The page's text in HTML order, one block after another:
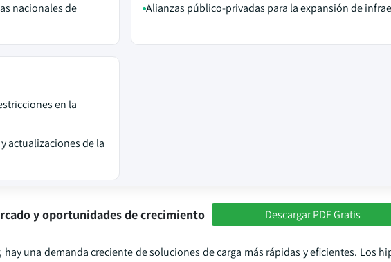
nacionales de
Alianzas público-privadas para la expansión de
en la
actualizaciones de la
y oportunidades de crecimiento Descargar PDF Gratis
una demanda creciente de soluciones de carga más rápidas y eficientes. Los